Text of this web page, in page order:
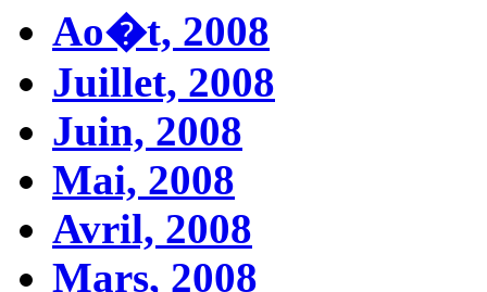
Ao�t, 2008
Juillet, 2008
Juin, 2008
Mai, 2008
Avril, 2008
Mars, 2008